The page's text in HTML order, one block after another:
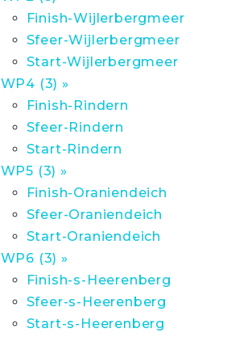
Finish-Wijlerbergmeer
Sfeer-Wijlerbergmeer
Start-Wijlerbergmeer
WP4 (3) »
Finish-Rindern
Sfeer-Rindern
Start-Rindern
WP5 (3) »
Finish-Oraniendeich
Sfeer-Oraniendeich
Start-Oraniendeich
WP6 (3) »
Finish-s-Heerenberg
Sfeer-s-Heerenberg
Start-s-Heerenberg